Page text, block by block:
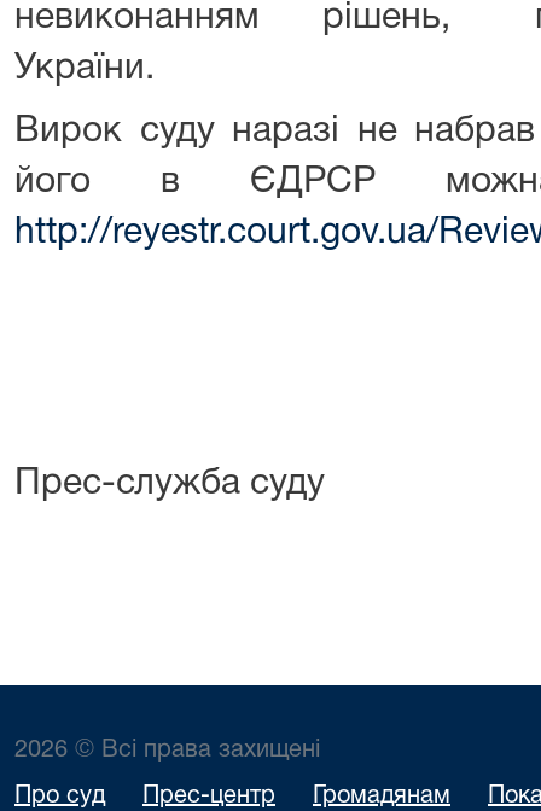
невиконанням рішень,
України.
Вирок суду наразі не
його в ЄДРСР
http://reyestr.court.gov.ua/
Прес-служба суду
2026 © Всі права захищені
Про суд Прес-центр Громадянам